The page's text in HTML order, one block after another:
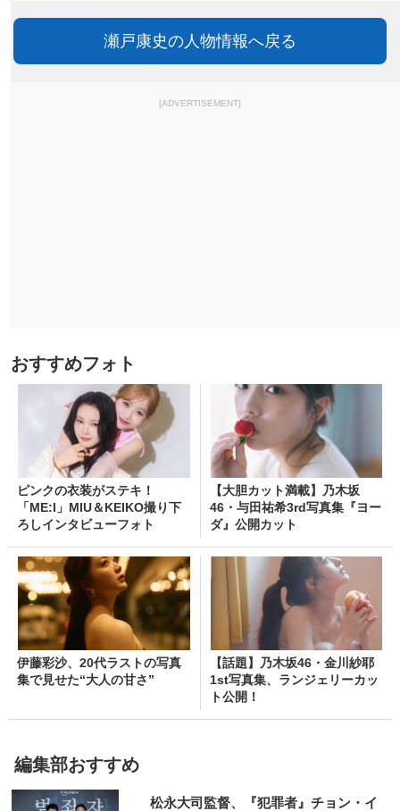
瀬戸康史の人物情報へ戻る
[ADVERTISEMENT]
おすすめフォト
ピンクの衣装がステキ！
「ME:I」MIU＆KEIKO撮り下
ろしインタビューフォト
【大胆カット満載】乃木坂
46・与田祐希3rd写真集『ヨー
ダ』公開カット
伊藤彩沙、20代ラストの写真
集で見せた“大人の甘さ”
【話題】乃木坂46・金川紗耶
1st写真集、ランジェリーカッ
ト公開！
編集部おすすめ
松永大司監督、『犯罪者』チョン・イ